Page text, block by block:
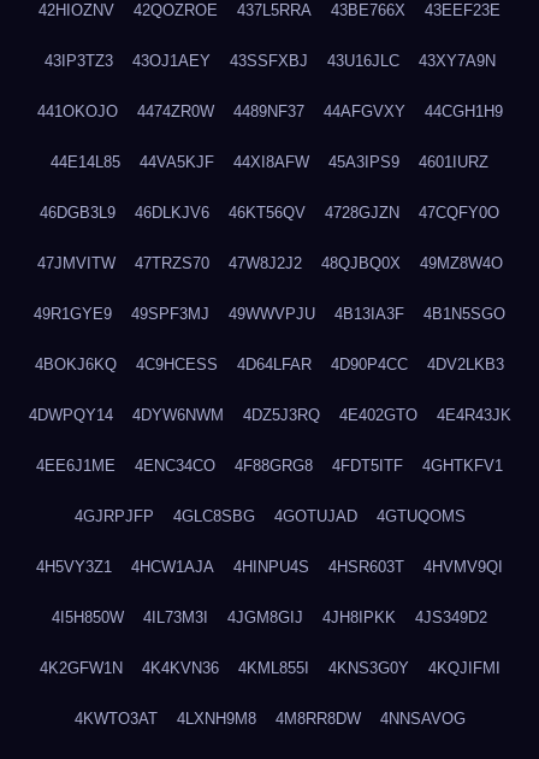
42HIOZNV 42QOZROE 437L5RRA 43BE766X 43EEF23E
43IP3TZ3 43OJ1AEY 43SSFXBJ 43U16JLC 43XY7A9N
441OKOJO 4474ZR0W 4489NF37 44AFGVXY 44CGH1H9
44E14L85 44VA5KJF 44XI8AFW 45A3IPS9 4601IURZ
46DGB3L9 46DLKJV6 46KT56QV 4728GJZN 47CQFY0O
47JMVITW 47TRZS70 47W8J2J2 48QJBQ0X 49MZ8W4O
49R1GYE9 49SPF3MJ 49WWVPJU 4B13IA3F 4B1N5SGO
4BOKJ6KQ 4C9HCESS 4D64LFAR 4D90P4CC 4DV2LKB3
4DWPQY14 4DYW6NWM 4DZ5J3RQ 4E402GTO 4E4R43JK
4EE6J1ME 4ENC34CO 4F88GRG8 4FDT5ITF 4GHTKFV1
4GJRPJFP 4GLC8SBG 4GOTUJAD 4GTUQOMS
4H5VY3Z1 4HCW1AJA 4HINPU4S 4HSR603T 4HVMV9QI
4I5H850W 4IL73M3I 4JGM8GIJ 4JH8IPKK 4JS349D2
4K2GFW1N 4K4KVN36 4KML855I 4KNS3G0Y 4KQJIFMI
4KWTO3AT 4LXNH9M8 4M8RR8DW 4NNSAVOG